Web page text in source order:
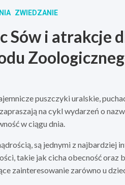
ZWIEDZANIE
Sów i atrakcje
puszczyki uralskie,
na cykl wydarzeń o
w ciągu dnia.
są jednymi z najbardziej
takie jak cicha obecność oraz
zainteresowanie zarówno u